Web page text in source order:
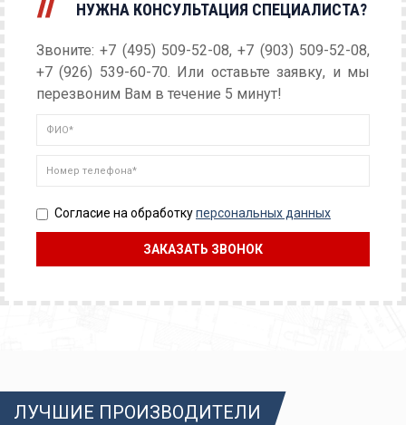
НУЖНА КОНСУЛЬТАЦИЯ СПЕЦИАЛИСТА?
Звоните: +7 (495) 509-52-08, +7 (903) 509-52-08,
+7 (926) 539-60-70. Или оставьте заявку, и мы
перезвоним Вам в течение 5 минут!
Согласие на обработкуперсональных данных
ЛУЧШИЕ ПРОИЗВОДИТЕЛИ